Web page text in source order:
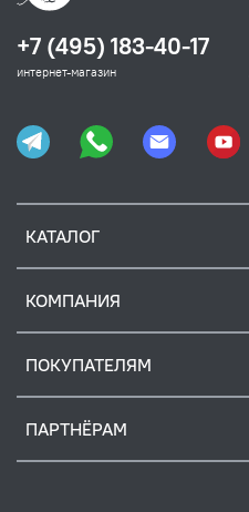
КАТАЛОГ
КОМПАНИЯ
ПОКУПАТЕЛЯМ
ПАРТНЁРАМ
+7 (495) 183-40-17
интернет-магазин